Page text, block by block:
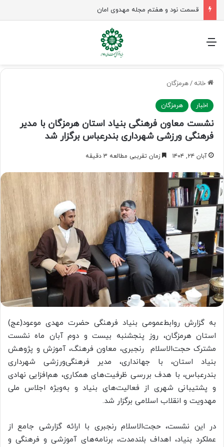
زن در جامعه مهدوی؛ معمار نسل منتظر و زمینه‌ساز جوانی جمعیت
منو
خانه /هرمزگان
اخبار هرمزگان
نشست معاون فرهنگی بنیاد استان هرمزگان با مدیر
فرهنگی ورزشی شهرداری بندرعباس برگزار شد
آبان ۲۴, ۱۴۰۴ زمان تقریبی مطالعه 3 دقیقه
به گزارش روابط‌عمومی بنیاد فرهنگی حضرت مهدی موعود(عج)
استان هرمزگان، روز پنجشنبه بیست و دوم آبان ماه نشست
مشترک حجت‌الاسلام رنجبری، معاون فرهنگ، آموزش و پژوهش
بنیاد استان، با جهانداری، مدیر فرهنگی‌ورزشی شهرداری
بندرعباس، با هدف بررسی ظرفیت‌های همکاری، هم‌افزایی نهادی
و پشتیبانی شهری از فعالیت‌های بنیاد و به‌ویژه اجلاس ملی
مهدویت و انقلاب اسلامی برگزار شد.
در این نشست، حجت‌الاسلام رنجبری با ارائه گزارشی جامع از
عملکرد بنیاد، اهداف بلندمدت، برنامه‌های آموزشی و فرهنگی و